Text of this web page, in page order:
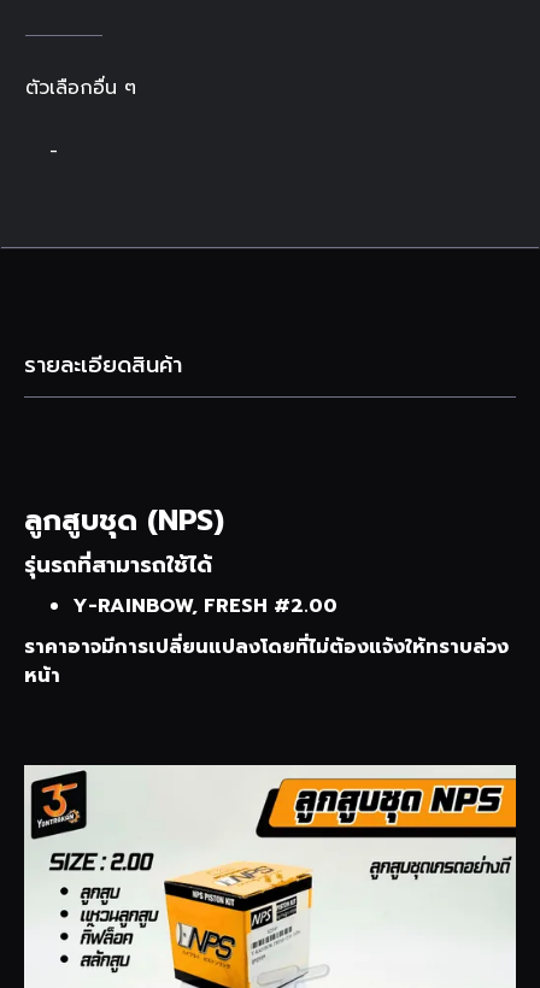
ตัวเลือกอื่น ๆ
-
รายละเอียดสินค้า
ลูกสูบชุด (NPS)
รุ่นรถที่สามารถใช้ได้
Y-RAINBOW, FRESH #2.00
ราคาอาจมีการเปลี่ยนแปลงโดยที่ไม่ต้องแจ้งให้ทราบล่วง
หน้า